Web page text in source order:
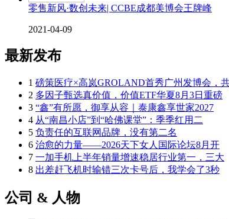
零售新风·数创未来| CCBE成都美博会王牌峰
2021-04-09
最新发布
1 磅策医疗×高岚GROLAND首秀广州发博会，
2 多因子甄选真价值，价值ETF华夏8月3日重磅
3 “鑫”有所愿，御享从容｜泰康鑫享世家2027
4 从“南昌小店”到“哈佛课堂”：季季红用二
5 负责任的互联网品牌，没有第二名
6 治愈的力量——2026天下女人国际论坛8月开
7 一加手机上半年销量增速稳居行业第一，三大
8 出差赶飞机时输错三次卡号后，我学会了3秒
公司 & 人物